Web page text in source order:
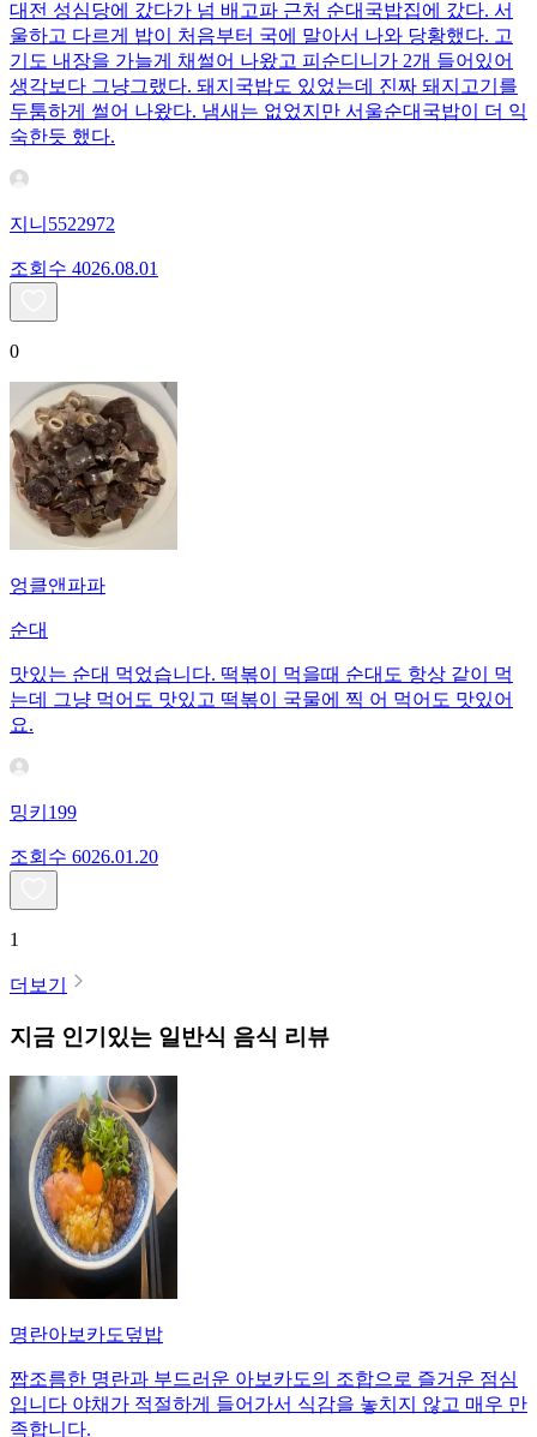
대전 성심당에 갔다가 넘 배고파 근처 순대국밥집에 갔다. 서
울하고 다르게 밥이 처음부터 국에 말아서 나와 당황했다. 고
기도 내장을 가늘게 채썰어 나왔고 피순디니가 2개 들어있어
생각보다 그냥그랬다. 돼지국밥도 있었는데 진짜 돼지고기를
두툼하게 썰어 나왔다. 냄새는 없었지만 서울순대국밥이 더 익
숙한듯 했다.
지니5522972
조회수 4026.08.01
0
엉클앤파파
순대
맛있는 순대 먹었습니다. 떡볶이 먹을때 순대도 항상 같이 먹
는데 그냥 먹어도 맛있고 떡볶이 국물에 찍 어 먹어도 맛있어
요.
밍키199
조회수 6026.01.20
1
더보기
지금 인기있는 일반식 음식 리뷰
명란아보카도덮밥
짭조름한 명란과 부드러운 아보카도의 조합으로 즐거운 점심
입니다 야채가 적절하게 들어가서 식감을 놓치지 않고 매우 만
족합니다.